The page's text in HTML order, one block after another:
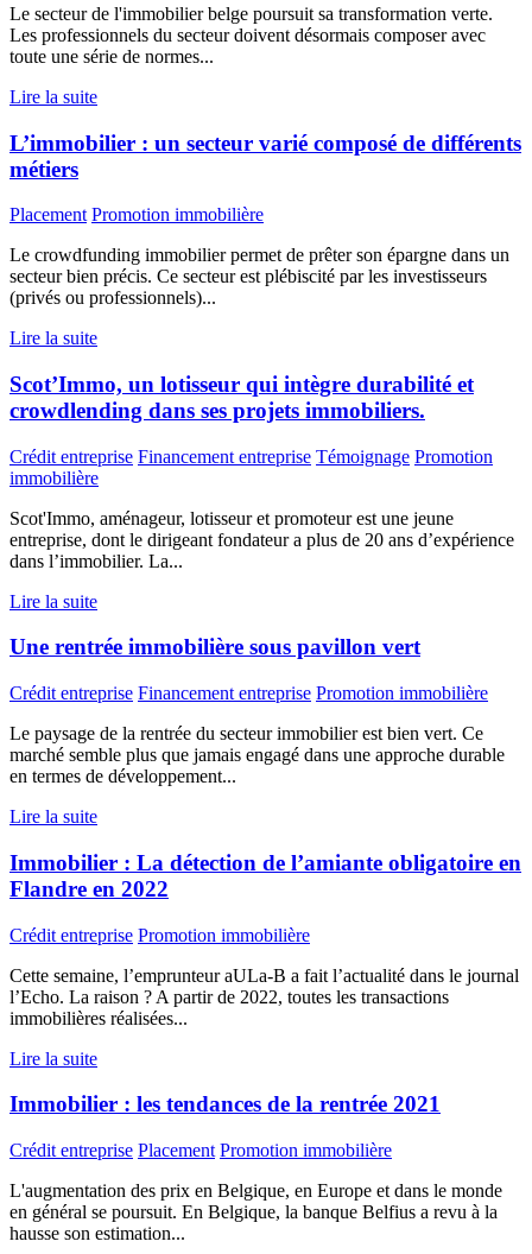
Le secteur de l'immobilier belge poursuit sa transformation verte.
Les professionnels du secteur doivent désormais composer avec
toute une série de normes...
Lire la suite
L’immobilier : un secteur varié composé de différents
métiers
Placement Promotion immobilière
Le crowdfunding immobilier permet de prêter son épargne dans un
secteur bien précis. Ce secteur est plébiscité par les investisseurs
(privés ou professionnels)...
Lire la suite
Scot’Immo, un lotisseur qui intègre durabilité et
crowdlending dans ses projets immobiliers.
Crédit entreprise Financement entreprise Témoignage Promotion
immobilière
Scot'Immo, aménageur, lotisseur et promoteur est une jeune
entreprise, dont le dirigeant fondateur a plus de 20 ans d’expérience
dans l’immobilier. La...
Lire la suite
Une rentrée immobilière sous pavillon vert
Crédit entreprise Financement entreprise Promotion immobilière
Le paysage de la rentrée du secteur immobilier est bien vert. Ce
marché semble plus que jamais engagé dans une approche durable
en termes de développement...
Lire la suite
Immobilier : La détection de l’amiante obligatoire en
Flandre en 2022
Crédit entreprise Promotion immobilière
Cette semaine, l’emprunteur aULa-B a fait l’actualité dans le journal
l’Echo. La raison ? A partir de 2022, toutes les transactions
immobilières réalisées...
Lire la suite
Immobilier : les tendances de la rentrée 2021
Crédit entreprise Placement Promotion immobilière
L'augmentation des prix en Belgique, en Europe et dans le monde
en général se poursuit. En Belgique, la banque Belfius a revu à la
hausse son estimation...